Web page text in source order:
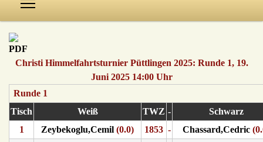
Christi Himmelfahrtsturnier Püttlingen 2025: Runde 1, 19.
Juni 2025 14:00 Uhr
Runde 1
Tisch
Weiß TWZ -
Schwarz
1
Zeybekoglu,Cemil (0.0) 1853 - Chassard,Cedric